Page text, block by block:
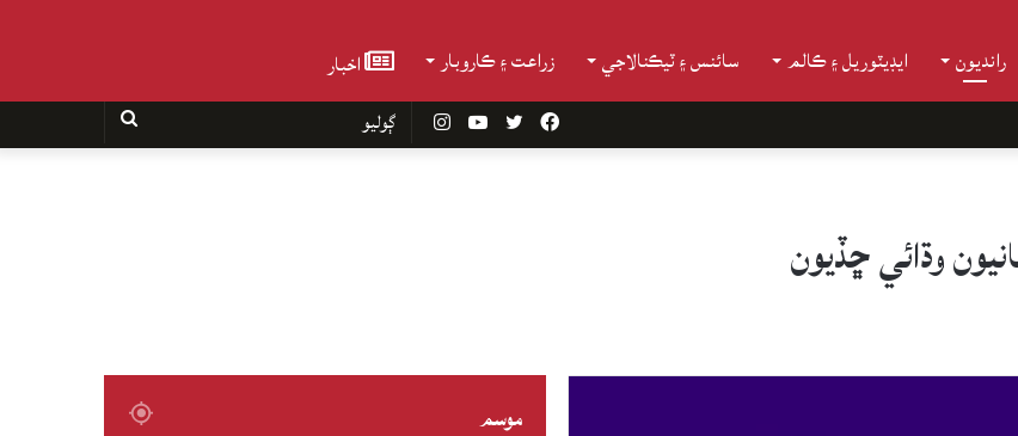
رانديون ايڊيٽوريل ۽ ڪالم سائنس ۽ ٽيڪنالاجي زراعت ۽ ڪاروبار اخبار
InstagramYouTube Twitter
Facebook
وڌائي ڇڏيون
موسم